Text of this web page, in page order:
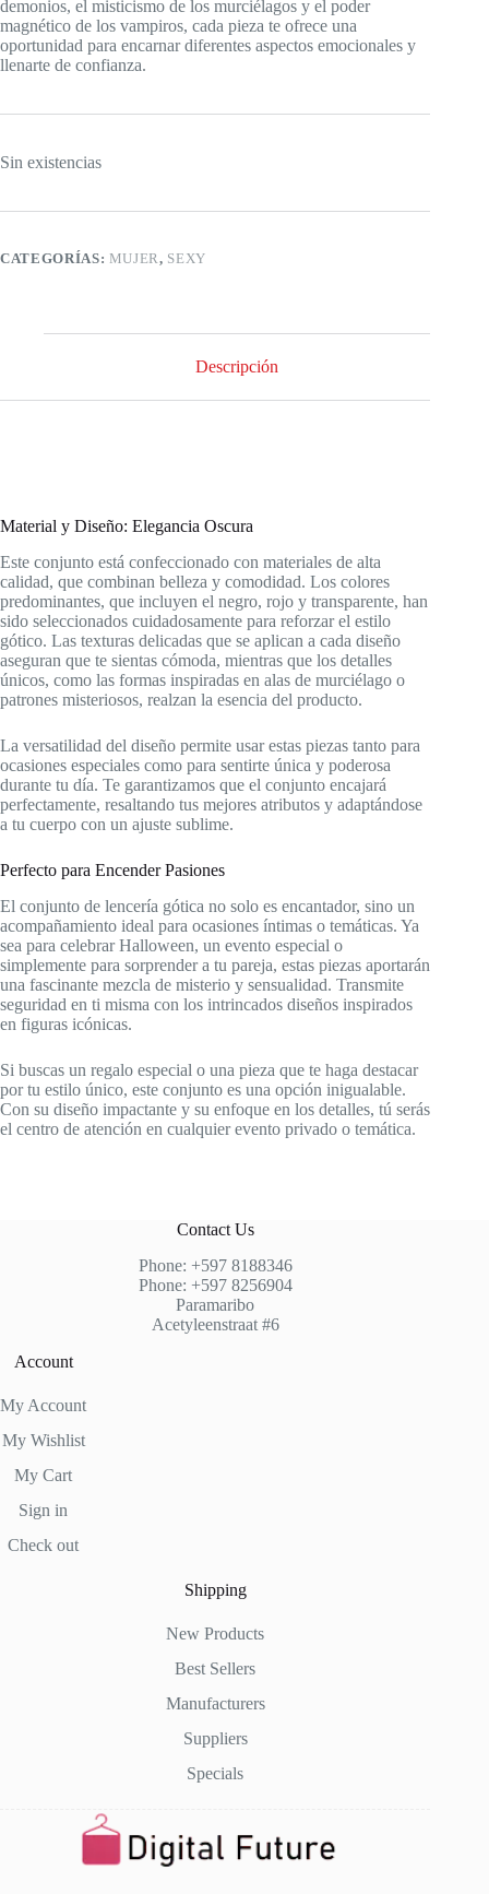
demonios, el misticismo de los murciélagos y el poder
magnético de los vampiros, cada pieza te ofrece una
oportunidad para encarnar diferentes aspectos emocionales y
llenarte de confianza.
Sin existencias
CATEGORÍAS: MUJER, SEXY
Descripción
Material y Diseño: Elegancia Oscura
Este conjunto está confeccionado con materiales de alta
calidad, que combinan belleza y comodidad. Los colores
predominantes, que incluyen el negro, rojo y transparente, han
sido seleccionados cuidadosamente para reforzar el estilo
gótico. Las texturas delicadas que se aplican a cada diseño
aseguran que te sientas cómoda, mientras que los detalles
únicos, como las formas inspiradas en alas de murciélago o
patrones misteriosos, realzan la esencia del producto.
La versatilidad del diseño permite usar estas piezas tanto para
ocasiones especiales como para sentirte única y poderosa
durante tu día. Te garantizamos que el conjunto encajará
perfectamente, resaltando tus mejores atributos y adaptándose
a tu cuerpo con un ajuste sublime.
Perfecto para Encender Pasiones
El conjunto de lencería gótica no solo es encantador, sino un
acompañamiento ideal para ocasiones íntimas o temáticas. Ya
sea para celebrar Halloween, un evento especial o
simplemente para sorprender a tu pareja, estas piezas aportarán
una fascinante mezcla de misterio y sensualidad. Transmite
seguridad en ti misma con los intrincados diseños inspirados
en figuras icónicas.
Si buscas un regalo especial o una pieza que te haga destacar
por tu estilo único, este conjunto es una opción inigualable.
Con su diseño impactante y su enfoque en los detalles, tú serás
el centro de atención en cualquier evento privado o temática.
Contact Us
Phone: +597 8188346
Phone: +597 8256904
Paramaribo
Acetyleenstraat #6
Account
My Account
My Wishlist
My Cart
Sign in
Check out
Shipping
New Products
Best Sellers
Manufacturers
Suppliers
Specials